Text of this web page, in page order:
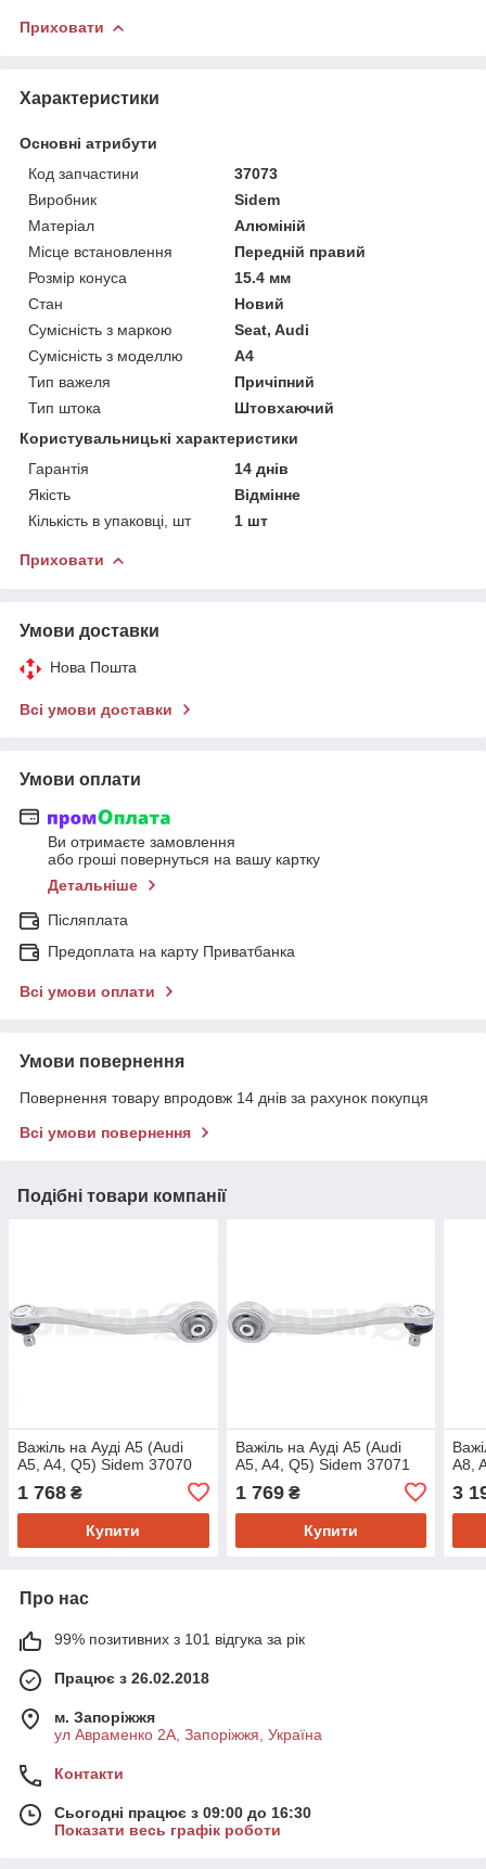
Приховати
Характеристики
Основні атрибути
Код запчастини
37073
Виробник
Sidem
Матеріал
Алюміній
Місце встановлення
Передній правий
Розмір конуса
15.4 мм
Стан
Новий
Сумісність з маркою
Seat, Audi
Сумісність з моделлю
A4
Тип важеля
Причіпний
Тип штока
Штовхаючий
Користувальницькі характеристики
Гарантія
14 днів
Якість
Відмінне
Кількість в упаковці, шт
1 шт
Приховати
Умови доставки
Нова Пошта
Всі умови доставки
Умови оплати
Ви отримаєте замовлення
або гроші повернуться на вашу картку
Детальніше
Післяплата
Предоплата на карту Приватбанка
Всі умови оплати
Умови повернення
Повернення товару впродовж 14 днів за рахунок покупця
Всі умови повернення
Подібні товари компанії
Важіль на Ауді A5 (Audi
A5, A4, Q5) Sidem 37070
1 768 ₴
Купити
Важіль на Ауді A5 (Audi
A5, A4, Q5) Sidem 37071
1 769₴
Купити
A8,
3
Про нас
99% позитивних з 101 відгука за рік
Працює з 26.02.2018
м. Запоріжжя
ул Авраменко 2А, Запоріжжя, Україна
Контакти
Сьогодні працює з 09:00 до 16:30
Показати весь графік роботи